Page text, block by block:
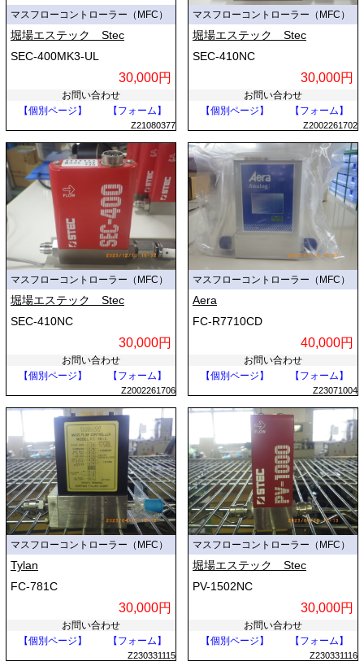
マスフローコントローラー（MFC）
堀場エステック Stec
SEC-400MK3-UL
30,000円
お問い合わせ
【個別ページ】
【フォーム】
Z21080377
マスフローコントローラー（MFC）
堀場エステック Stec
SEC-410NC
30,000円
お問い合わせ
【個別ページ】
【フォーム】
Z2002261702
マスフローコントローラー（MFC）
堀場エステック Stec
SEC-410NC
30,000円
お問い合わせ
【個別ページ】
【フォーム】
Z2002261706
マスフローコントローラー（MFC）
Aera
FC-R7710CD
40,000円
お問い合わせ
【個別ページ】
【フォーム】
Z23071004
マスフローコントローラー（MFC）
Tylan
FC-781C
30,000円
お問い合わせ
【個別ページ】
【フォーム】
Z230331115
マスフローコントローラー（MFC）
堀場エステック Stec
PV-1502NC
30,000円
お問い合わせ
【個別ページ】
【フォーム】
Z230331116